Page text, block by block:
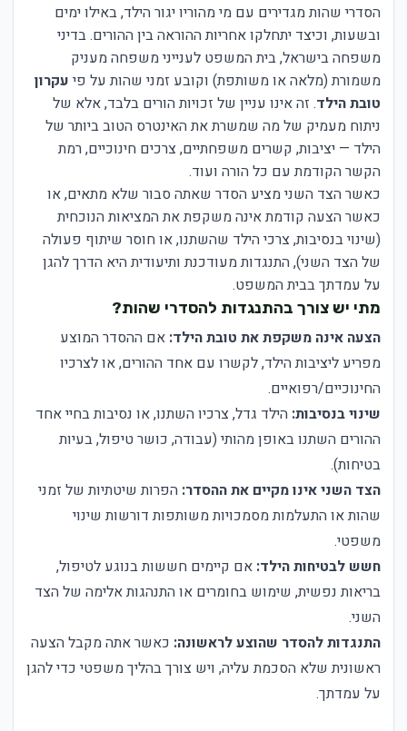
הסדרי שהות מגדירים עם מי מהוריו יגור הילד, באילו ימים
ובשעות, וכיצד יתחלקו אחריות ההוראה בין ההורים. בדיני
משפחה בישראל, בית המשפט לענייני משפחה מעניק
משמורת (מלאה או משותפת) וקובע זמני שהות על פי עקרון
טובת הילד. זה אינו עניין של זכויות הורים בלבד, אלא של
ניתוח מעמיק של מה שמשרת את האינטרס הטוב ביותר של
הילד — יציבות, קשרים משפחתיים, צרכים חינוכיים, רמת
הקשר הקודמת עם כל הורה ועוד.
כאשר הצד השני מציע הסדר שאתה סבור שלא מתאים, או
כאשר הצעה קודמת אינה משקפת את המציאות הנוכחית
(שינוי בנסיבות, צרכי הילד שהשתנו, או חוסר שיתוף פעולה
של הצד השני), התנגדות מעודכנת ותיעודית היא הדרך להגן
על עמדתך בבית המשפט.
מתי יש צורך בהתנגדות להסדרי שהות?
הצעה אינה משקפת את טובת הילד: אם ההסדר המוצע
מפריע ליציבות הילד, לקשרו עם אחד ההורים, או לצרכיו
החינוכיים/רפואיים.
שינוי בנסיבות: הילד גדל, צרכיו השתנו, או נסיבות בחיי אחד
ההורים השתנו באופן מהותי (עבודה, כושר טיפול, בעיות
בטיחות).
הצד השני אינו מקיים את ההסדר: הפרות שיטתיות של זמני
שהות או התעלמות מסמכויות משותפות דורשות שינוי
משפטי.
חשש לבטיחות הילד: אם קיימים חששות בנוגע לטיפול,
בריאות נפשית, שימוש בחומרים או התנהגות אלימה של הצד
השני.
התנגדות להסדר שהוצע לראשונה: כאשר אתה מקבל הצעה
ראשונית שלא הסכמת עליה, ויש צורך בהליך משפטי כדי להגן
על עמדתך.